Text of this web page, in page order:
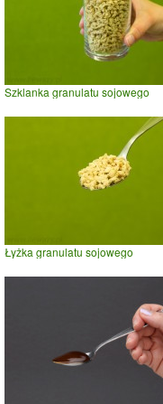
Szklanka granulatu sojowego
Łyżka granulatu sojowego